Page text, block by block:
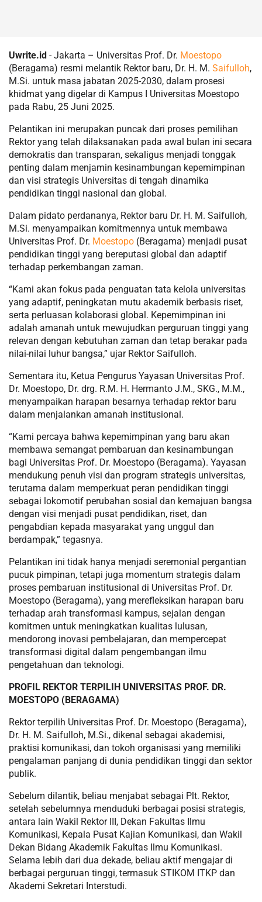
Uwrite.id - Jakarta – Universitas Prof. Dr. Moestopo
(Beragama) resmi melantik Rektor baru, Dr. H. M. Saifulloh,
M.Si. untuk masa jabatan 2025-2030, dalam prosesi
khidmat yang digelar di Kampus I Universitas Moestopo
pada Rabu, 25 Juni 2025.
Pelantikan ini merupakan puncak dari proses pemilihan
Rektor yang telah dilaksanakan pada awal bulan ini secara
demokratis dan transparan, sekaligus menjadi tonggak
penting dalam menjamin kesinambungan kepemimpinan
dan visi strategis Universitas di tengah dinamika
pendidikan tinggi nasional dan global.
Dalam pidato perdananya, Rektor baru Dr. H. M. Saifulloh,
M.Si. menyampaikan komitmennya untuk membawa
Universitas Prof. Dr. Moestopo (Beragama) menjadi pusat
pendidikan tinggi yang bereputasi global dan adaptif
terhadap perkembangan zaman.
“Kami akan fokus pada penguatan tata kelola universitas
yang adaptif, peningkatan mutu akademik berbasis riset,
serta perluasan kolaborasi global. Kepemimpinan ini
adalah amanah untuk mewujudkan perguruan tinggi yang
relevan dengan kebutuhan zaman dan tetap berakar pada
nilai-nilai luhur bangsa,” ujar Rektor Saifulloh.
Sementara itu, Ketua Pengurus Yayasan Universitas Prof.
Dr. Moestopo, Dr. drg. R.M. H. Hermanto J.M., SKG., M.M.,
menyampaikan harapan besarnya terhadap rektor baru
dalam menjalankan amanah institusional.
“Kami percaya bahwa kepemimpinan yang baru akan
membawa semangat pembaruan dan kesinambungan
bagi Universitas Prof. Dr. Moestopo (Beragama). Yayasan
mendukung penuh visi dan program strategis universitas,
terutama dalam memperkuat peran pendidikan tinggi
sebagai lokomotif perubahan sosial dan kemajuan bangsa
dengan visi menjadi pusat pendidikan, riset, dan
pengabdian kepada masyarakat yang unggul dan
berdampak,” tegasnya.
Pelantikan ini tidak hanya menjadi seremonial pergantian
pucuk pimpinan, tetapi juga momentum strategis dalam
proses pembaruan institusional di Universitas Prof. Dr.
Moestopo (Beragama), yang merefleksikan harapan baru
terhadap arah transformasi kampus, sejalan dengan
komitmen untuk meningkatkan kualitas lulusan,
mendorong inovasi pembelajaran, dan mempercepat
transformasi digital dalam pengembangan ilmu
pengetahuan dan teknologi.
PROFIL REKTOR TERPILIH UNIVERSITAS PROF. DR.
MOESTOPO (BERAGAMA)
Rektor terpilih Universitas Prof. Dr. Moestopo (Beragama),
Dr. H. M. Saifulloh, M.Si., dikenal sebagai akademisi,
praktisi komunikasi, dan tokoh organisasi yang memiliki
pengalaman panjang di dunia pendidikan tinggi dan sektor
publik.
Sebelum dilantik, beliau menjabat sebagai Plt. Rektor,
setelah sebelumnya menduduki berbagai posisi strategis,
antara lain Wakil Rektor III, Dekan Fakultas Ilmu
Komunikasi, Kepala Pusat Kajian Komunikasi, dan Wakil
Dekan Bidang Akademik Fakultas Ilmu Komunikasi.
Selama lebih dari dua dekade, beliau aktif mengajar di
berbagai perguruan tinggi, termasuk STIKOM ITKP dan
Akademi Sekretari Interstudi.